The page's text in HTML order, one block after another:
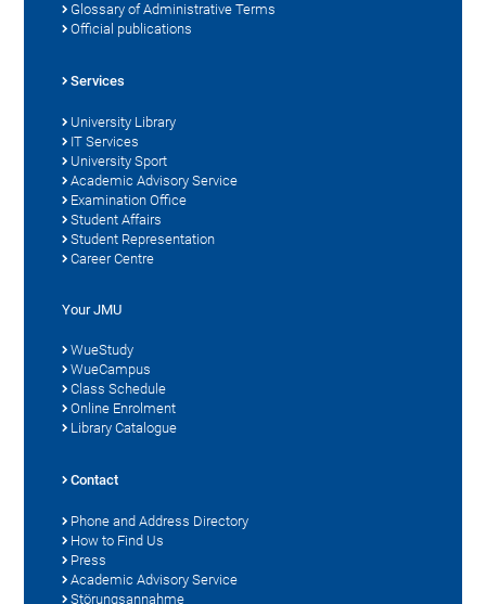
Glossary of Administrative Terms
Official publications
Services
University Library
IT Services
University Sport
Academic Advisory Service
Examination Office
Student Affairs
Student Representation
Career Centre
Your JMU
WueStudy
WueCampus
Class Schedule
Online Enrolment
Library Catalogue
Contact
Phone and Address Directory
How to Find Us
Press
Academic Advisory Service
Störungsannahme